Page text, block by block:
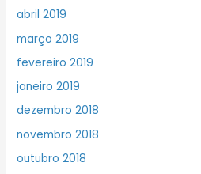
abril 2019
março 2019
fevereiro 2019
janeiro 2019
dezembro 2018
novembro 2018
outubro 2018